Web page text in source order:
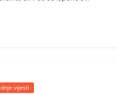
vijesti